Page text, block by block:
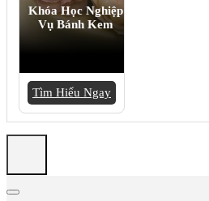
Khóa Học Nghiệp
Vụ Bánh Kem
Tìm Hiểu Ngay